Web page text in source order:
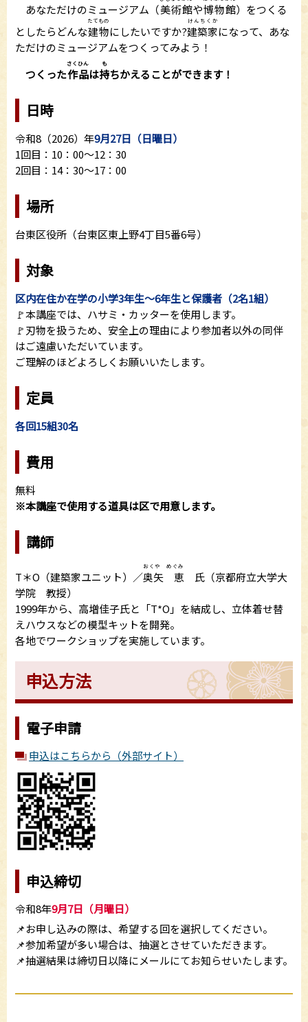
あなただけのミュージアム（美術館や博物館）をつくる
としたらどんな建物
たてもの
にしたいですか?建築家
けんちくか
になって、あな
ただけのミュージアムをつくってみよう！
つくった作品
さくひん
は持
も
ちかえることができます！
日時
令和8（2026）年9月27日（日曜日）
1回目：10：00～12：30
2回目：14：30～17：00
場所
台東区役所（台東区東上野4丁目5番6号）
対象
区内在住か在学の小学3年生～6年生と保護者（2名1組）
🚩本講座では、ハサミ・カッターを使用します。
🚩刃物を扱うため、安全上の理由により参加者以外の同伴
はご遠慮いただいています。
ご理解のほどよろしくお願いいたします。
定員
各回15組30名
費用
無料
※本講座で使用する道具は区で用意します。
講師
T＊O（建築家ユニット）／奥矢 恵
おくや めぐみ
氏（京都府立大学大
学院 教授）
1999年から、高増佳子氏と「T*O」を結成し、立体着せ替
えハウスなどの模型キットを開発。
各地でワークショップを実施しています。
申込方法
電子申請
申込はこちらから（外部サイト）
申込締切
令和8年9月7日（月曜日）
📌お申し込みの際は、希望する回を選択してください。
📌参加希望が多い場合は、抽選とさせていただきます。
📌抽選結果は締切日以降にメールにてお知らせいたします。